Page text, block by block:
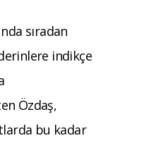
sıradan
indikçe
Özdaş,
bu kadar